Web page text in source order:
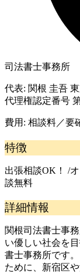
司法書士事務所
代表: 関根 圭吾
代理権認定番号
費用: 相談料／要
特徴
出張相談OK！ /
談無料
詳細情報
関根司法書士事
い優しい社会を
書士事務所です
ために、新宿区